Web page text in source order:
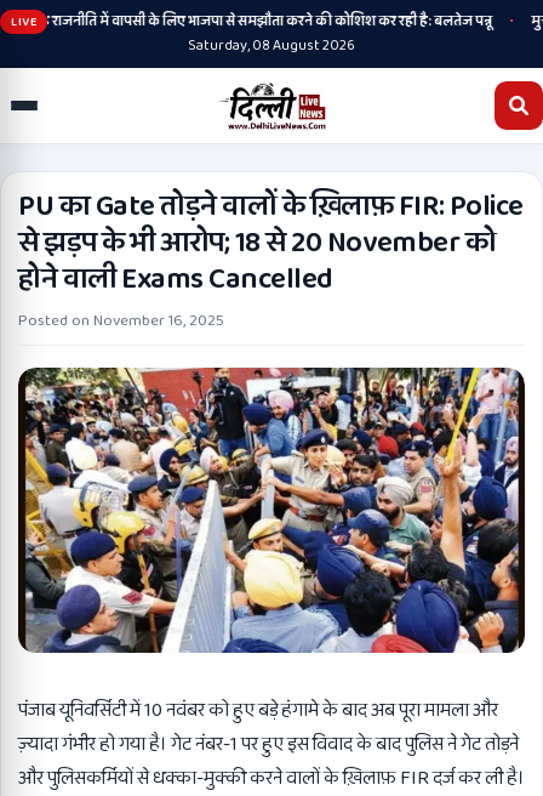
LIVE
वह राजनीति में वापसी के लिए भाजपा से समझौता करने की कोशिश कर रही है: बलतेज पन्नू •
Saturday, 08 August 2026
PU का Gate तोड़ने वालों के ख़िलाफ़ FIR: Police
से झड़प के भी आरोप; 18 से 20 November को
होने वाली Exams Cancelled
Posted onNovember 16, 2025
पंजाब यूनिवर्सिटी में 10 नवंबर को हुए बड़े हंगामे के बाद अब पूरा मामला और
ज़्यादा गंभीर हो गया है। गेट नंबर-1 पर हुए इस विवाद के बाद पुलिस ने गेट तोड़ने
और पुलिसकर्मियों से धक्का-मुक्की करने वालों के ख़िलाफ़ FIR दर्ज कर ली है।